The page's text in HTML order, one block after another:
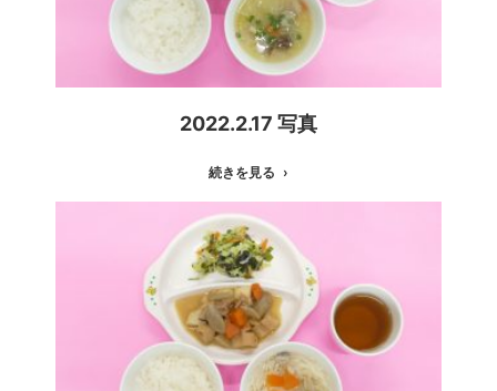
2022.2.17 写真
続きを見る